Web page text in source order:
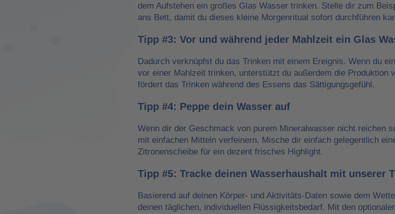
dem Aufstehen ein großes Glas Wasser trinken. Stelle dir zum
ans Bett, damit du dieses kleine Morgenritual sofort durchführen
Tipp #3: Vor und während jeder Mahlzeit ein Glas
Dadurch verknüpfst du das Trinken mit einem Ereignis. Wenn du
vor einer Mahlzeit trinken, unterstützt du außerdem die Produktion
fördert das Trinken während des Essens das Sättigungsgefühl.
Tipp #4: Peppe dein Wasser auf
Wenn dir der Geschmack von purem Mineralwasser nicht reichen
mit einfachen Mitteln verfeinern. Mische dir einfach gelegentlich
Zitronenscheibe für ein dezent frisches Highlight.
Tipp #5: Tracke deinen Wasserhaushalt mit unserer
Basierend auf deinen Körper- und Aktivitäts-Daten sowie dem
deinen täglichen, individuellen Flüssigkeitsbedarf. Mit den